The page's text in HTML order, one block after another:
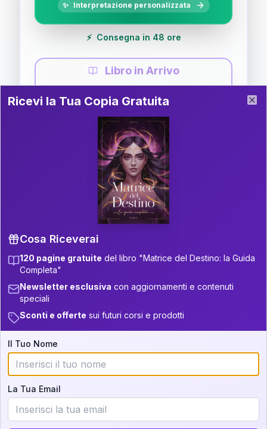
✨ Interpretazione personalizzata
⚡ Consegna in 48 ore
Libro in Arrivo
Guida completa di Coppia
Il libro è in fase di scrittura. Iscriviti alla newsletter
per ricevere aggiornamenti!
P.S. Interpretazione parziale
gratuita
Scorri più in basso per vedere
un'interpretazione parziale gratuita della tua
Iscriviti alla newsletter per ricevere
aggiornamenti quando sarà disponibile.
Cosa scoprirete nella vostra
interpretazione:
💕 Come rafforzare la vostra unione
Ricevi la Tua Copia Gratuita del Libro
Ricevi la Tua Copia Gratuita
Cosa Riceverai
120 pagine gratuite del libro "Matrice del Destino: la Guida
Completa"
Newsletter esclusiva con aggiornamenti e contenuti
speciali
Sconti e offerte sui futuri corsi e prodotti
Il Tuo Nome
La Tua Email